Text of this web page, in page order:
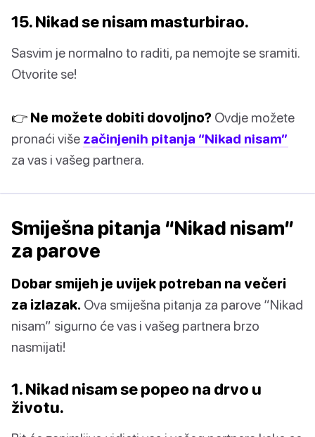
15. Nikad se nisam masturbirao.
Sasvim je normalno to raditi, pa nemojte se sramiti.
Otvorite se!
👉 Ne možete dobiti dovoljno? Ovdje možete
pronaći više začinjenih pitanja “Nikad nisam”
za vas i vašeg partnera.
Smiješna pitanja “Nikad nisam”
za parove
Dobar smijeh je uvijek potreban na večeri
za izlazak. Ova smiješna pitanja za parove “Nikad
nisam” sigurno će vas i vašeg partnera brzo
nasmijati!
1. Nikad nisam se popeo na drvo u
životu.